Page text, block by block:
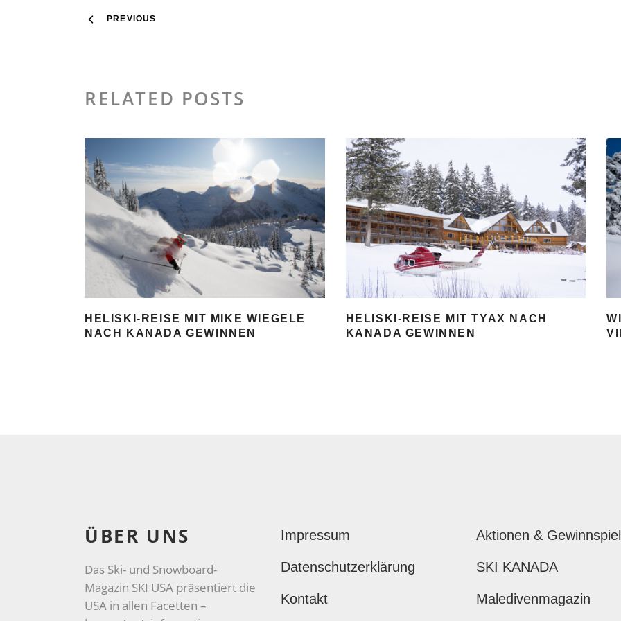
PREVIOUS
RELATED POSTS
HELISKI-REISE MIT MIKE WIEGELE
NACH KANADA GEWINNEN
HELISKI-REISE MIT TYAX NACH
KANADA GEWINNEN
ÜBER UNS
Das Ski- und Snowboard-
Magazin SKI USA präsentiert die
USA in allen Facetten –
Impressum
Datenschutzerklärung
Kontakt
Aktionen &
SKI KANADA
Maledivenmagazin